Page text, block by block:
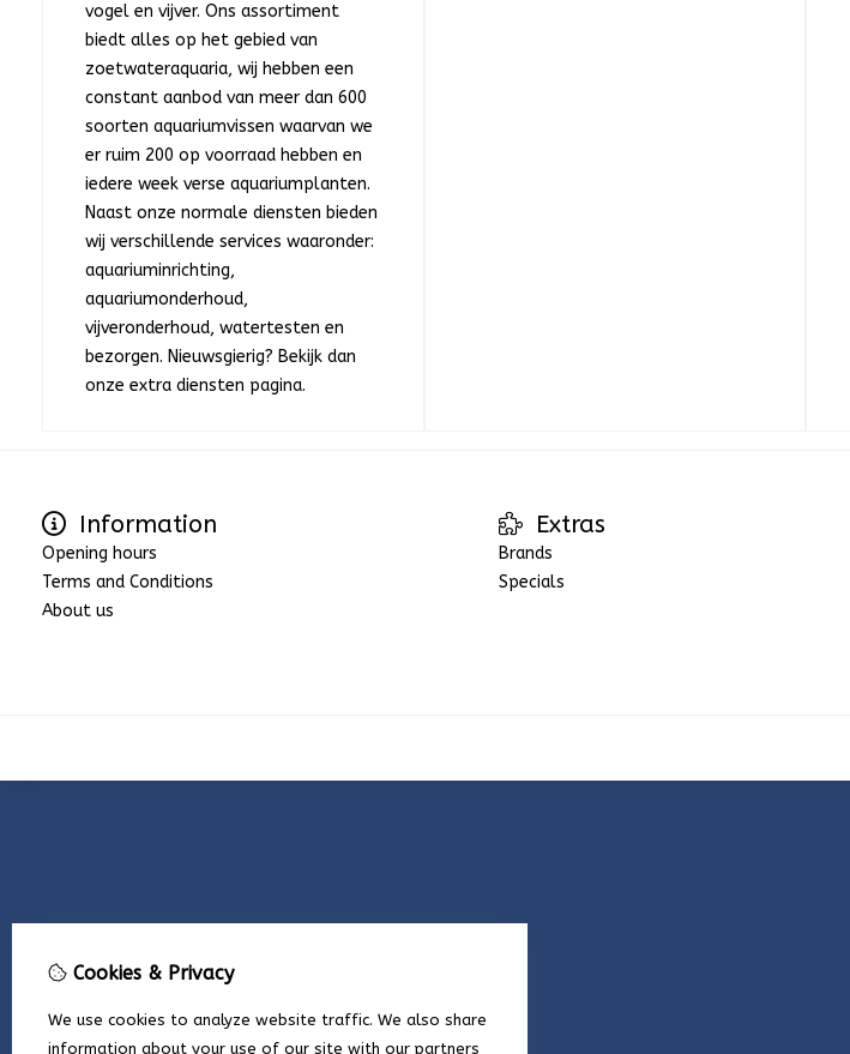
vogel en vijver. Ons assortiment
biedt alles op het gebied van
zoetwateraquaria, wij hebben een
constant aanbod van meer dan 600
soorten aquariumvissen waarvan we
er ruim 200 op voorraad hebben en
iedere week verse aquariumplanten.
Naast onze normale diensten bieden
wij verschillende services waaronder:
aquariuminrichting,
aquariumonderhoud,
vijveronderhoud, watertesten en
bezorgen. Nieuwsgierig? Bekijk dan
onze extra diensten pagina.
Information
Opening hours
Terms and Conditions
About us
Extras
Brands
Specials
Cookies & Privacy
We use cookies to analyze website traffic. We also share
information about your use of our site with our partners